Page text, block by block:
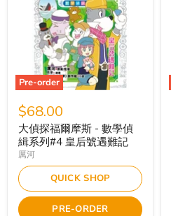
Pre-order
$68.00
大偵探福爾摩斯 - 數學偵
緝系列#4 皇后號遇難記
厲河
QUICK SHOP
PRE-ORDER